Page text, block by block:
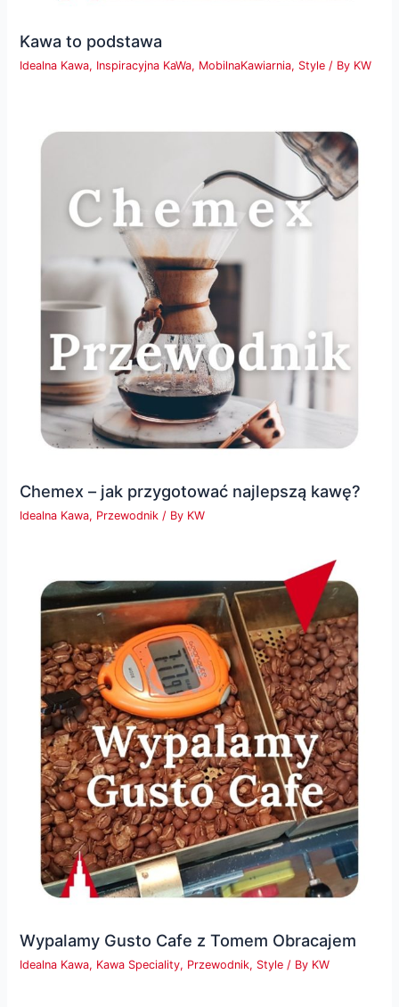
Kawa to podstawa
Idealna Kawa, Inspiracyjna KaWa, MobilnaKawiarnia, Style / By KW
Chemex – jak przygotować najlepszą kawę?
Idealna Kawa, Przewodnik / By KW
Wypalamy Gusto Cafe z Tomem Obracajem
Idealna Kawa, Kawa Speciality, Przewodnik, Style / By KW